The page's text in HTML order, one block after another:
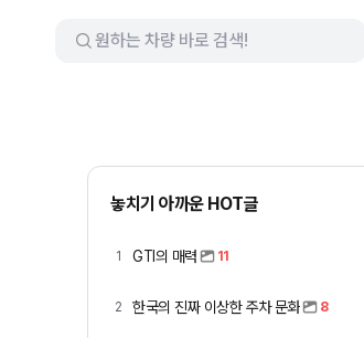
놓치기 아까운 HOT글
1 GTI의 매력 11
2 한국의 진짜 이상한 주차 문화 8